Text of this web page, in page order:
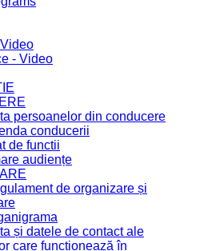
- Video
persoanelor din conducere
conducerii
de functii
audiențe
de organizare și
și datele de contact ale
care funcționează în